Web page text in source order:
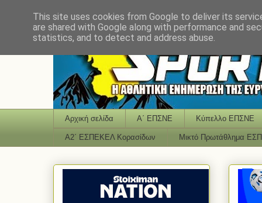
Αρχική σελίδα Α΄ ΕΠΣΝΕ Κύπελλο ΕΠΣΝΕ
Α2΄ ΕΣΠΕΚΕΛ Κορασίδων Μικτό Πρωτάθλημα
This site uses cookies from Google to deliver its
are shared with Google along with performance and
statistics, and to detect and address abuse.